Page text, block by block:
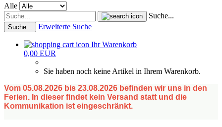
Alle
Suche...
Suche... Erweiterte Suche
Ihr Warenkorb
0,00 EUR
Sie haben noch keine Artikel in Ihrem Warenkorb.
Vom 05.08.2026 bis 23.08.2026 befinden wir uns in den
Ferien. In dieser findet kein Versand statt und die
Kommunikation ist eingeschränkt.